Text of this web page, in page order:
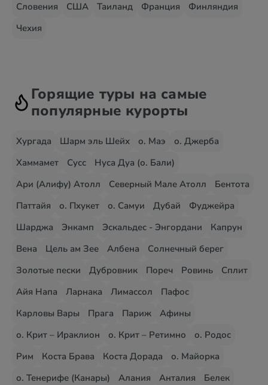
Словения
США Таиланд Франция
Финляндия
Чехия
Горящие туры на самые
популярные курорты
Хургада Шарм эль Шейх о. Маэ
о. Джерба
Хаммамет
Сусс
Нуса Дуа (о. Бали)
Ари (Алифу) Атолл
Северный Мале Атолл
Бентота
Паттайя
о. Пхукет о. Самуи Дубай
Фуджейра
Шарджа
Энкамп Эскальдес - Энгордани
Капрун
Вена
Цель ам Зее Албена
Солнечный берег
Золотые пески
Дубровник Пореч Ровинь
Сплит
Айя Напа
Ларнака Лимассол
Пафос
Карловы Вары
Прага Париж
Афины
о. Крит – Ираклион
о. Крит – Ретимно
о. Родос
Рим
Коста Брава Коста Дорада
о. Майорка
о. Тенерифе (Канары)
Алания Анталия
Белек